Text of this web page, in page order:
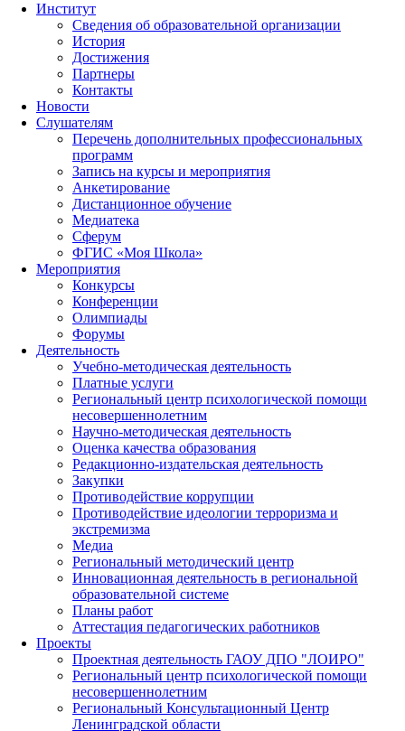
Институт
Сведения об образовательной организации
История
Достижения
Партнеры
Контакты
Новости
Слушателям
Перечень дополнительных профессиональных
программ
Запись на курсы и мероприятия
Анкетирование
Дистанционное обучение
Медиатека
Сферум
ФГИС «Моя Школа»
Мероприятия
Конкурсы
Конференции
Олимпиады
Форумы
Деятельность
Учебно-методическая деятельность
Платные услуги
Региональный центр психологической помощи
несовершеннолетним
Научно-методическая деятельность
Оценка качества образования
Редакционно-издательская деятельность
Закупки
Противодействие коррупции
Противодействие идеологии терроризма и
экстремизма
Медиа
Региональный методический центр
Инновационная деятельность в региональной
образовательной системе
Планы работ
Аттестация педагогических работников
Проекты
Проектная деятельность ГАОУ ДПО "ЛОИРО"
Региональный центр психологической помощи
несовершеннолетним
Региональный Консультационный Центр
Ленинградской области